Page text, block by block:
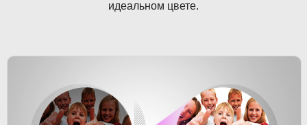
идеальном цвете.